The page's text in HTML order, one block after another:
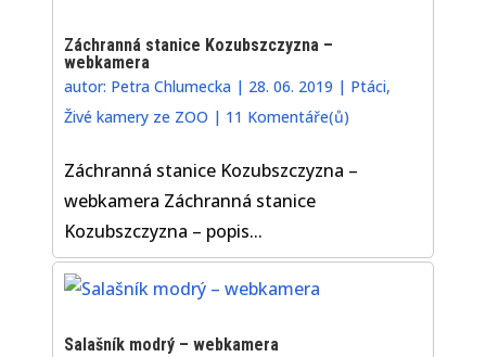
Záchranná stanice Kozubszczyzna –
webkamera
autor: Petra Chlumecka | 28. 06. 2019 | Ptáci,
Živé kamery ze ZOO | 11 Komentáře(ů)
Záchranná stanice Kozubszczyzna –
webkamera Záchranná stanice
Kozubszczyzna – popis...
Salašník modrý – webkamera